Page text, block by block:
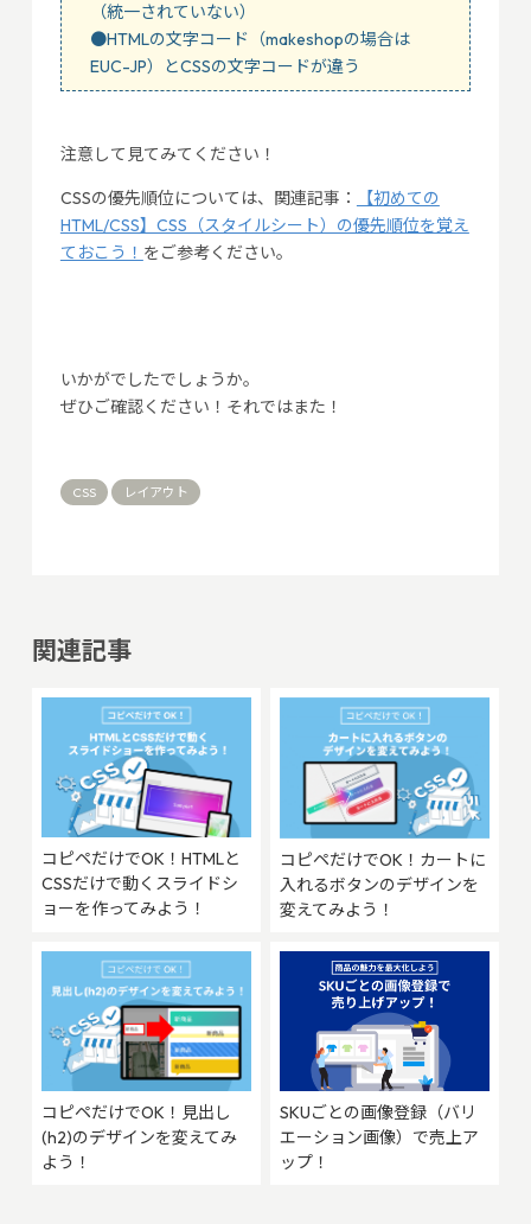
（統一されていない）
●HTMLの文字コード（makeshopの場合は
EUC-JP）とCSSの文字コードが違う
注意して見てみてください！
CSSの優先順位については、関連記事：
【初めての
HTML/CSS】CSS（スタイルシート）の優先順位を覚え
ておこう！ をご参考ください。
いかがでしたでしょうか。
ぜひご確認ください！それではまた！
CSS レイアウト
関連記事
コピペだけでOK！HTMLと
CSSだけで動くスライドシ
ョーを作ってみよう！
コピペだけでOK！カートに
入れるボタンのデザインを
変えてみよう！
コピペだけでOK！見出し
(h2)のデザインを変えてみ
よう！
SKUごとの画像登録（バリ
エーション画像）で売上ア
ップ！